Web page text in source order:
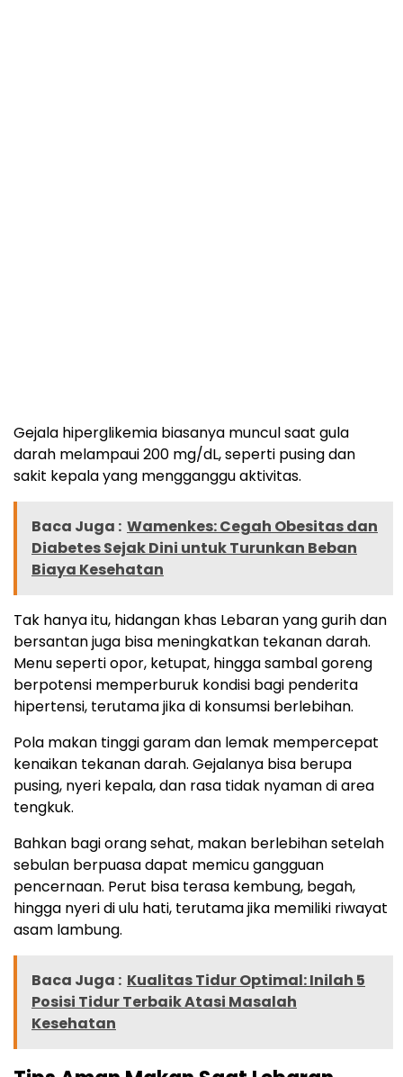
Gejala hiperglikemia biasanya muncul saat gula
darah melampaui 200 mg/dL, seperti pusing dan
sakit kepala yang mengganggu aktivitas.
Baca Juga : Wamenkes: Cegah Obesitas dan
Diabetes Sejak Dini untuk Turunkan Beban
Biaya Kesehatan
Tak hanya itu, hidangan khas Lebaran yang gurih dan
bersantan juga bisa meningkatkan tekanan darah.
Menu seperti opor, ketupat, hingga sambal goreng
berpotensi memperburuk kondisi bagi penderita
hipertensi, terutama jika di konsumsi berlebihan.
Pola makan tinggi garam dan lemak mempercepat
kenaikan tekanan darah. Gejalanya bisa berupa
pusing, nyeri kepala, dan rasa tidak nyaman di area
tengkuk.
Bahkan bagi orang sehat, makan berlebihan setelah
sebulan berpuasa dapat memicu gangguan
pencernaan. Perut bisa terasa kembung, begah,
hingga nyeri di ulu hati, terutama jika memiliki riwayat
asam lambung.
Baca Juga : Kualitas Tidur Optimal: Inilah 5
Posisi Tidur Terbaik Atasi Masalah
Kesehatan